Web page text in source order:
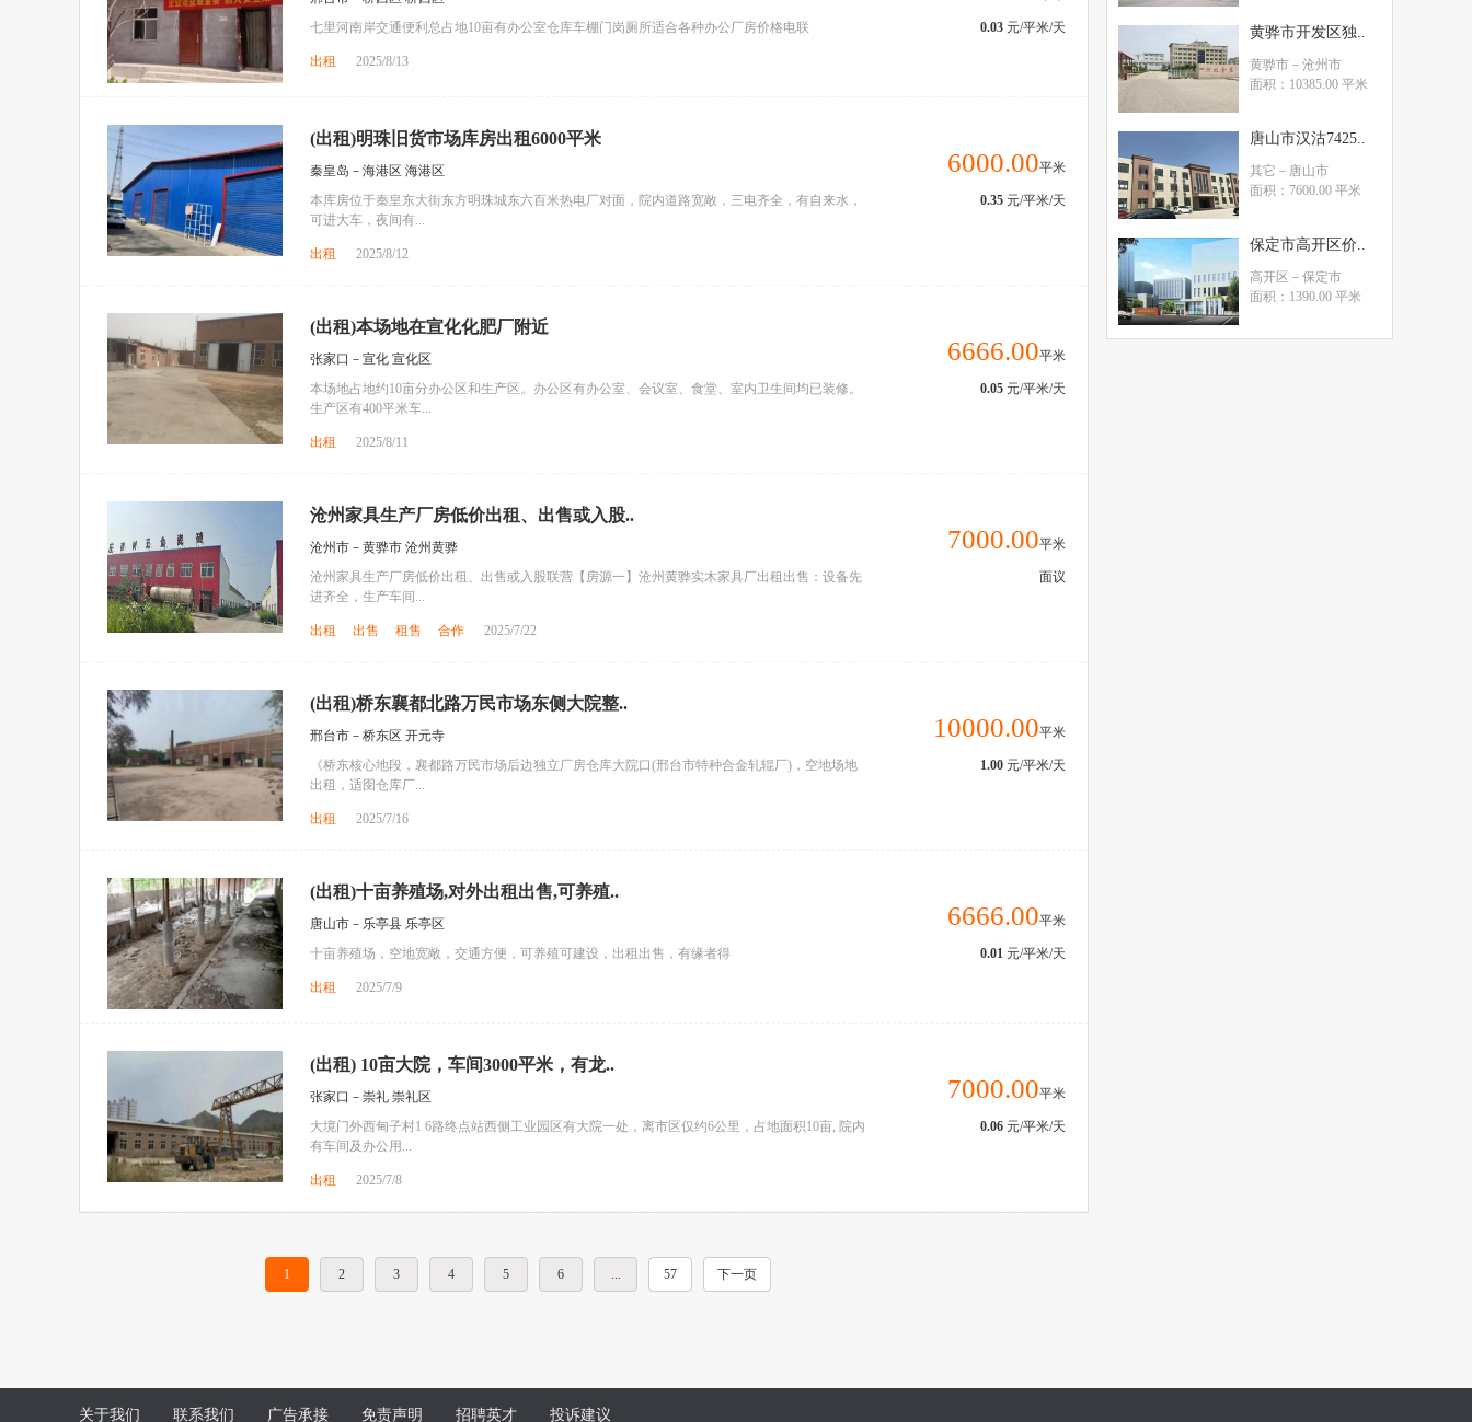
七里河南岸交通便利总占地10亩有办公室仓库车棚门岗厕所适合各种办公厂房价格电联
出租 2025/8/13
0.03 元/平米/天
(出租)明珠旧货市场库房出租6000平米
秦皇岛－海港区 海港区
本库房位于秦皇东大街东方明珠城东六百米热电厂对面，院内道路宽敞，三电齐全，有自来水，
可进大车，夜间有...
出租 2025/8/12
6000.00平米
0.35 元/平米/天
(出租)本场地在宣化化肥厂附近
张家口－宣化 宣化区
本场地占地约10亩分办公区和生产区。办公区有办公室、会议室、食堂、室内卫生间均已装修。
生产区有400平米车...
出租 2025/8/11
6666.00平米
0.05 元/平米/天
沧州家具生产厂房低价出租、出售或入股..
沧州市－黄骅市 沧州黄骅
沧州家具生产厂房低价出租、出售或入股联营【房源一】沧州黄骅实木家具厂出租出售：设备先
进齐全，生产车间...
出租 出售 租售 合作 2025/7/22
7000.00平米
面议
(出租)桥东襄都北路万民市场东侧大院整..
邢台市－桥东区 开元寺
《桥东核心地段，襄都路万民市场后边独立厂房仓库大院口(邢台市特种合金轧辊厂)，空地场地
出租，适囹仓库厂...
出租 2025/7/16
10000.00平米
1.00 元/平米/天
(出租)十亩养殖场,对外出租出售,可养殖..
唐山市－乐亭县 乐亭区
十亩养殖场，空地宽敞，交通方便，可养殖可建设，出租出售，有缘者得
出租 2025/7/9
6666.00平米
0.01 元/平米/天
(出租) 10亩大院，车间3000平米，有龙..
张家口－崇礼 崇礼区
大境门外西甸子村1 6路终点站西侧工业园区有大院一处，离市区仅约6公里，占地面积10亩, 院内
有车间及办公用...
出租 2025/7/8
7000.00平米
0.06 元/平米/天
1 2 3 4 5 6 ... 57 下一页
黄骅市开发区独..
黄骅市 －沧州市
面积：10385.00 平米
唐山市汉沽7425..
其它 －唐山市
面积：7600.00 平米
保定市高开区价..
高开区 －保定市
面积：1390.00 平米
关于我们 联系我们 广告承接 免责声明 招聘英才 投诉建议